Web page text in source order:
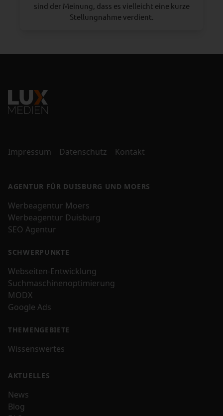
sind der Meinung, dass es vielleicht eine kurze
Stellungnahme verdient.
Impressum Datenschutz Kontakt
AGENTUR FÜR DUISBURG UND MOERS
Werbeagentur Moers
Werbeagentur Duisburg
SEO Agentur
SCHWERPUNKTE
Webseiten-Entwicklung
Suchmaschinenoptimierung
MODX
Google Ads
THEMENGEBIETE
Wissenswertes
AKTUELLES
News
Blog